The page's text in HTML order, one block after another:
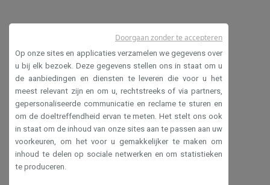
Op onze sites en applicaties verzamelen we gegevens over
u bij elk bezoek. Deze gegevens stellen ons in staat om u
de aanbiedingen en diensten te leveren die voor u het
meest relevant zijn en om u, rechtstreeks of via partners,
gepersonaliseerde communicatie en reclame te sturen en
om de doeltreffendheid ervan te meten. Het stelt ons ook
in staat om de inhoud van onze sites aan te passen aan uw
voorkeuren, om het voor u gemakkelijker te maken om
inhoud te delen op sociale netwerken en om statistieken
te produceren.
Doorgaan zonder te accepteren